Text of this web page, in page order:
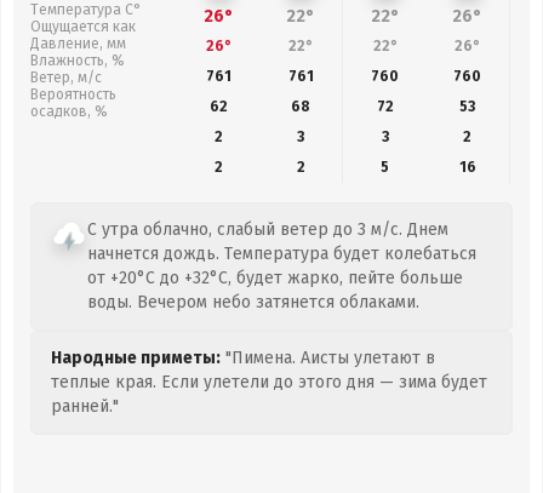
Температура С°
Ощущается как
Давление, мм
Влажность, %
Ветер, м/с
Вероятность
осадков, %
26° 22° 22° 26°
26° 22° 22° 26°
761
761 760 760
62
68 72 53
2
3 3
2
2
2 5 16
С утра облачно, слабый ветер до 3 м/с. Днем
начнется дождь. Температура будет колебаться
от +20°C до +32°C, будет жарко, пейте больше
воды. Вечером небо затянется облаками.
Народные приметы: "Пимена. Аисты улетают в
теплые края. Если улетели до этого дня — зима будет
ранней."